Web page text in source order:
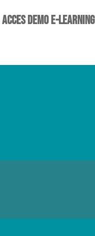
ACCES DEMO E-LEARNING